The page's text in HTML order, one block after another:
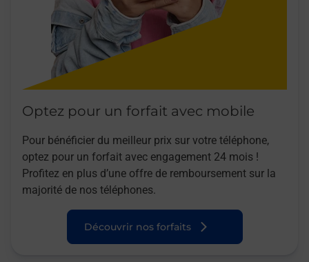
Optez pour un forfait avec mobile
Pour bénéficier du meilleur prix sur votre téléphone,
optez pour un forfait avec engagement 24 mois !
Profitez en plus d’une offre de remboursement sur la
majorité de nos téléphones.
Découvrir nos forfaits